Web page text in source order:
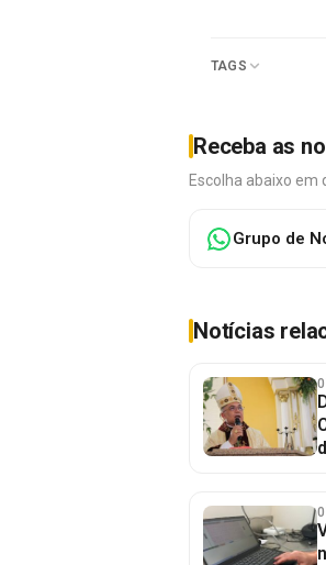
TAGS
Receba as
Escolha abaixo em
Grupo de
Notícias